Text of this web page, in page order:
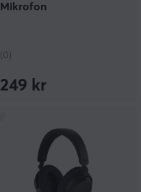
Mikrofon
(0)
249 kr